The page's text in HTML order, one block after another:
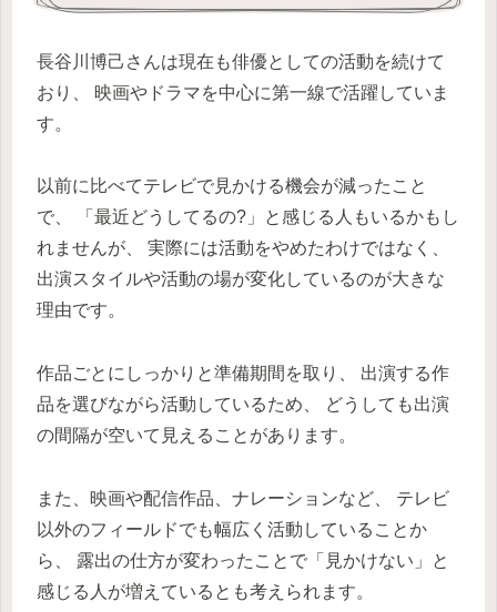
長谷川博己さんは現在も俳優としての活動を続けて
おり、 映画やドラマを中心に第一線で活躍していま
す。
以前に比べてテレビで見かける機会が減ったこと
で、 「最近どうしてるの?」と感じる人もいるかもし
れませんが、 実際には活動をやめたわけではなく、
出演スタイルや活動の場が変化しているのが大きな
理由です。
作品ごとにしっかりと準備期間を取り、 出演する作
品を選びながら活動しているため、 どうしても出演
の間隔が空いて見えることがあります。
また、映画や配信作品、ナレーションなど、 テレビ
以外のフィールドでも幅広く活動していることか
ら、 露出の仕方が変わったことで「見かけない」と
感じる人が増えているとも考えられます。